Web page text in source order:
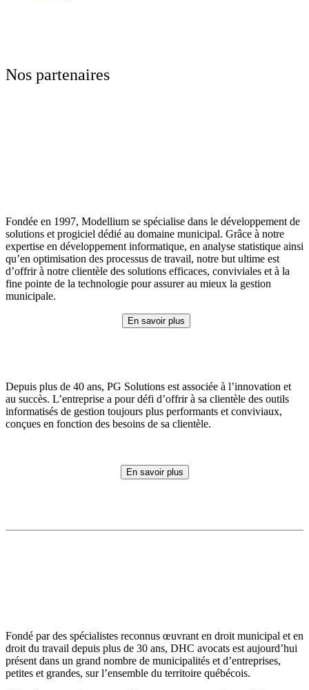
Nos partenaires
Fondée en 1997, Modellium se spécialise dans le développement de
solutions et progiciel dédié au domaine municipal. Grâce à notre
expertise en développement informatique, en analyse statistique ainsi
qu’en optimisation des processus de travail, notre but ultime est
d’offrir à notre clientèle des solutions efficaces, conviviales et à la
fine pointe de la technologie pour assurer au mieux la gestion
municipale.
En savoir plus
Depuis plus de 40 ans, PG Solutions est associée à l’innovation et
au succès. L’entreprise a pour défi d’offrir à sa clientèle des outils
informatisés de gestion toujours plus performants et conviviaux,
conçues en fonction des besoins de sa clientèle.
En savoir plus
Fondé par des spécialistes reconnus œuvrant en droit municipal et en
droit du travail depuis plus de 30 ans, DHC avocats est aujourd’hui
présent dans un grand nombre de municipalités et d’entreprises,
petites et grandes, sur l’ensemble du territoire québécois.